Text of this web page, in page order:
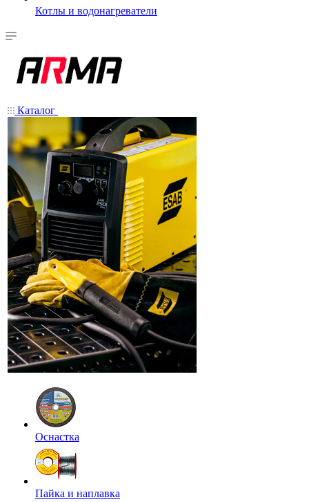
Котлы и водонагреватели
Каталог
Оснастка
Пайка и наплавка